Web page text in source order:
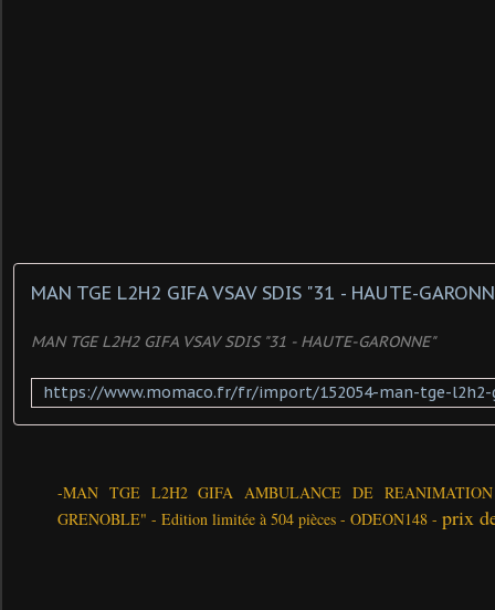
MAN TGE L2H2 GIFA VSAV SDIS "31 - HAUTE-
MAN TGE L2H2 GIFA VSAV SDIS "31 - HAUTE-GARONNE"
-MAN TGE L2H2 GIFA AMBULANCE DE
GRENOBLE" - Edition limitée à 504 pièces - ODEON148 - prix